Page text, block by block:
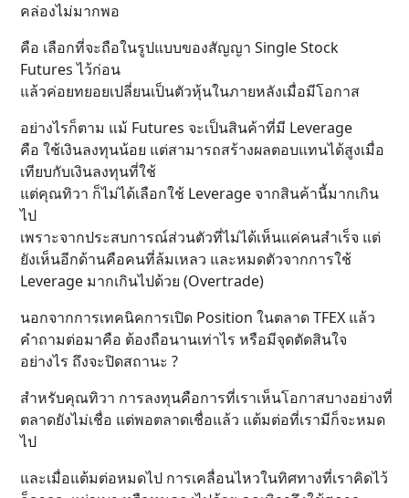
คล่องไม่มากพอ
คือ เลือกที่จะถือในรูปแบบของสัญญา Single Stock
Futures ไว้ก่อน
แล้วค่อยทยอยเปลี่ยนเป็นตัวหุ้นในภายหลังเมื่อมีโอกาส
อย่างไรก็ตาม แม้ Futures จะเป็นสินค้าที่มี Leverage
คือ ใช้เงินลงทุนน้อย แต่สามารถสร้างผลตอบแทนได้สูงเมื่อ
เทียบกับเงินลงทุนที่ใช้
แต่คุณทิวา ก็ไม่ได้เลือกใช้ Leverage จากสินค้านี้มากเกิน
ไป
เพราะจากประสบการณ์ส่วนตัวที่ไม่ได้เห็นแค่คนสำเร็จ แต่
ยังเห็นอีกด้านคือคนที่ล้มเหลว และหมดตัวจากการใช้
Leverage มากเกินไปด้วย (Overtrade)
นอกจากการเทคนิคการเปิด Position ในตลาด TFEX แล้ว
คำถามต่อมาคือ ต้องถือนานเท่าไร หรือมีจุดตัดสินใจ
อย่างไร ถึงจะปิดสถานะ ?
สำหรับคุณทิวา การลงทุนคือการที่เราเห็นโอกาสบางอย่างที่
ตลาดยังไม่เชื่อ แต่พอตลาดเชื่อแล้ว แต้มต่อที่เรามีก็จะหมด
ไป
และเมื่อแต้มต่อหมดไป การเคลื่อนไหวในทิศทางที่เราคิดไว้